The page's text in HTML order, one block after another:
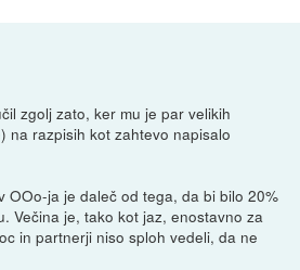
zgolj zato, ker mu je par velikih
na razpisih kot zahtevo napisalo
OOo-ja je daleč od tega, da bi bilo 20%
Večina je, tako kot jaz, enostavno za
in partnerji niso sploh vedeli, da ne